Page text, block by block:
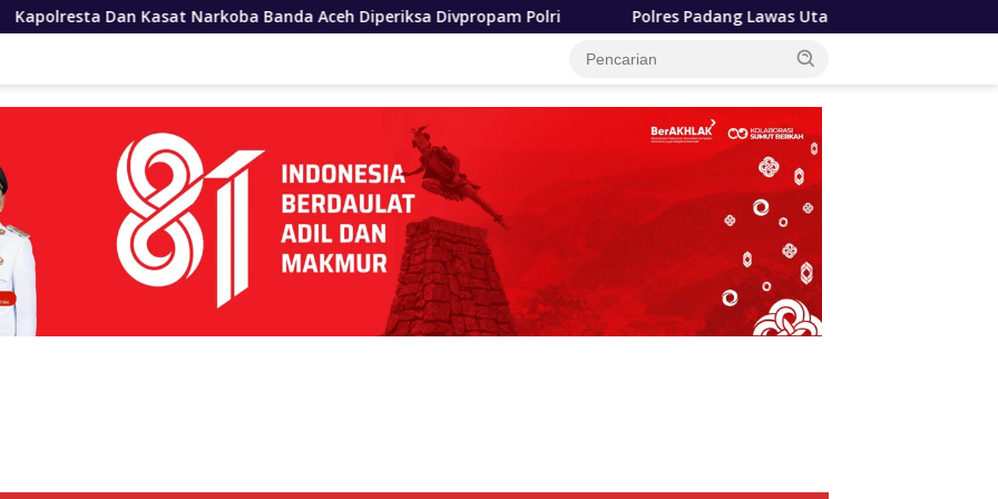
Banda Aceh Diperiksa Divpropam Polri Polres Padang Lawas Utara Resmi Berdiri, Kapolda Sumut Tekankan